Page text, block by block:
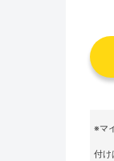
※マ
付け